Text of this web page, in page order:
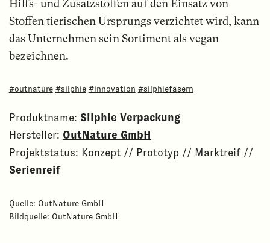
Hilfs- und Zusatzstoffen auf den Einsatz von
Stoffen tierischen Ursprungs verzichtet wird, kann
das Unternehmen sein Sortiment als vegan
bezeichnen.
#outnature #silphie #innovation #silphiefasern
Produktname: Silphie Verpackung
Hersteller: OutNature GmbH
Projektstatus: Konzept // Prototyp // Marktreif //
Serienreif
Quelle: OutNature GmbH
Bildquelle: OutNature GmbH